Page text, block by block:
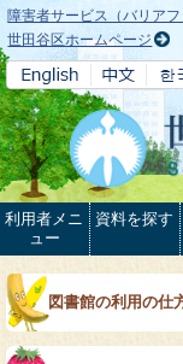
本文へ
障害者サービス（バリアフ
世田谷区ホームページ
利用者メニ
ュー
資料を探す
図書館の利用の仕